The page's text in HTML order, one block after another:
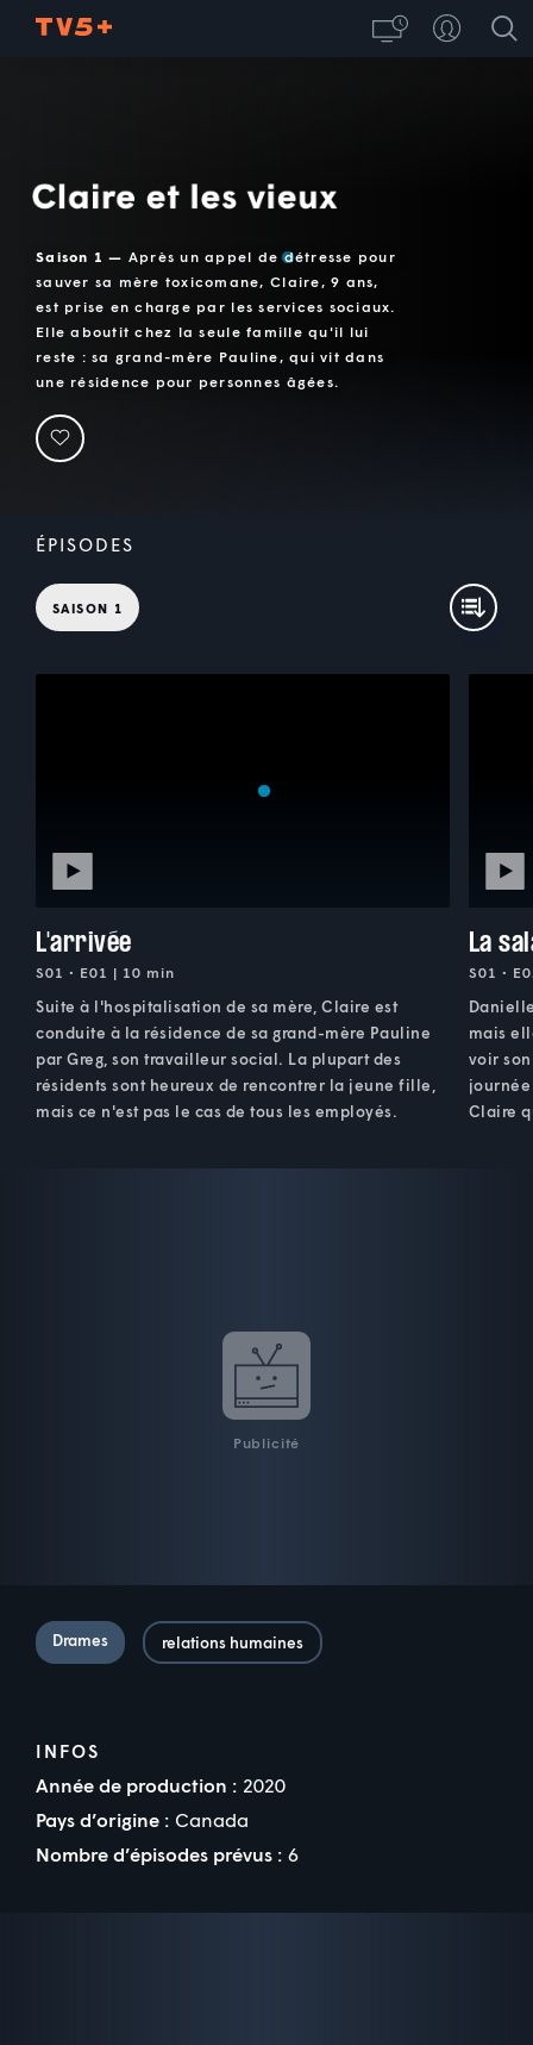
Saison 1 — Après un appel de détresse pour
sauver sa mère toxicomane, Claire, 9 ans,
est prise en charge par les services sociaux.
Elle aboutit chez la seule famille qu'il lui
reste : sa grand-mère Pauline, qui vit dans
une résidence pour personnes âgées.
ÉPISODES
SAISON 1
L'arrivée
S01 • E01 | 10 min
Suite à l'hospitalisation de sa mère, Claire est
conduite à la résidence de sa grand-mère Pauline
par Greg, son travailleur social. La plupart des
résidents sont heureux de rencontrer la jeune fille,
mais ce n'est pas le cas de tous les employés.
La
S01 •
mais
voir
Claire
Publicité
Drames relations humaines
INFOS
Année de production : 2020
Pays d’origine : Canada
Nombre d’épisodes prévus : 6